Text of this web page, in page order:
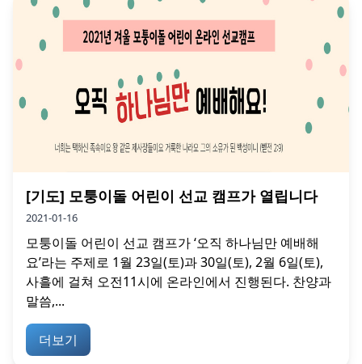
[기도] 모퉁이돌 어린이 선교 캠프가 열립니다
2021-01-16
모퉁이돌 어린이 선교 캠프가 ‘오직 하나님만 예배해
요’라는 주제로 1월 23일(토)과 30일(토), 2월 6일(토),
사흘에 걸쳐 오전11시에 온라인에서 진행된다. 찬양과
말씀,...
더보기